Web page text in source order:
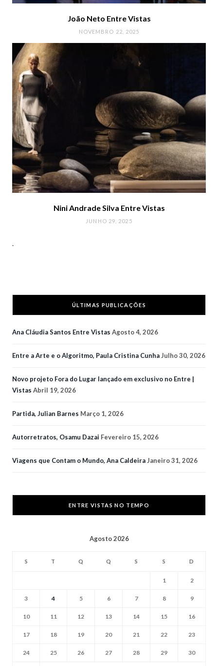
João Neto Entre Vistas
NOVEMBRO 22, 2025
Nini Andrade Silva Entre Vistas
JUNHO 29, 2025
.
ÚLTIMAS PUBLICAÇÕES
Ana Cláudia Santos Entre Vistas Agosto 4, 2026
Entre a Arte e o Algoritmo, Paula Cristina CunhaJulho 30, 2026
Novo projeto Fora do Lugar lançado em exclusivo no Entre |
Vistas Abril 19, 2026
Partida, Julian Barnes Março 1, 2026
Autorretratos, Osamu Dazai Fevereiro 15, 2026
Viagens que Contam o Mundo, Ana CaldeiraJaneiro 31, 2026
ENTRE VISTAS NO TEMPO
Agosto 2026
S T Q Q S S D
1 2
3 4 5 6 7 8 9
10 11 12 13 14 15 16
17 18 19 20 21 22 23
24 25 26 27 28 29 30